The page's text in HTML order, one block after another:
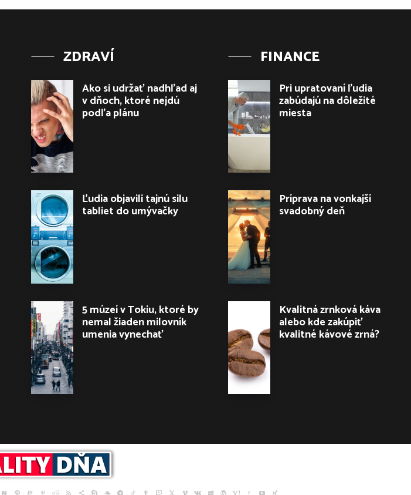
ZDRAVÍ
Ako si udržať nadhľad aj
v dňoch, ktoré nejdú
podľa plánu
Ľudia objavili tajnú silu
tabliet do umývačky
5 múzeí v Tokiu, ktoré by
nemal žiaden milovník
umenia vynechať
FINANCE
Pri upratovaní ľudia
zabúdajú na dôležité
miesta
Príprava na vonkajší
svadobný deň
Kvalitná zrnková káva
alebo kde zakúpiť
kvalitné kávové zrná?